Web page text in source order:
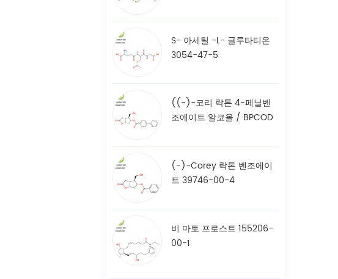
S- 아세틸 -L- 글루타티온
3054-47-5
((-)-코리 락톤 4-페닐벤
조에이트 알코올 / BPCOD
(-)-Corey 락톤 벤조에이
트 39746-00-4
비 마토 프로스트 155206-
00-1